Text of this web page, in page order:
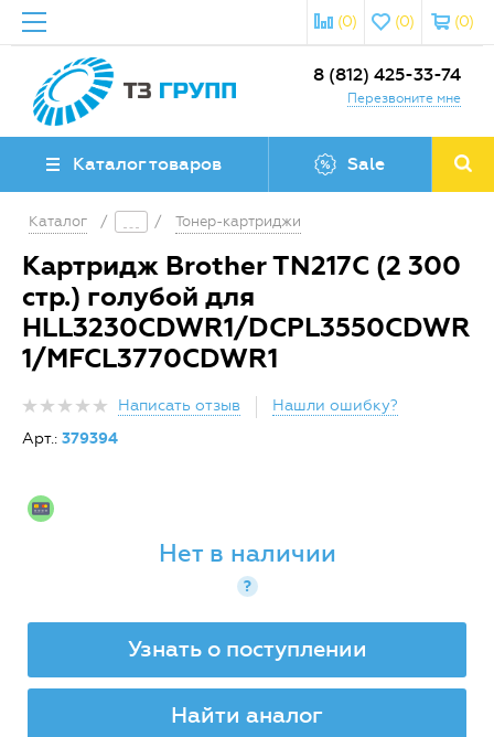
(0)
(0)
(0)
8 (812) 425-33-74
Перезвоните мне
Каталог товаров Sale
Каталог / / Тонер-картриджи
Картридж Brother TN217C (2 300
стр.) голубой для
HLL3230CDWR1/DCPL3550CDWR
1/MFCL3770CDWR1
Написать отзыв
Нашли ошибку?
Арт.: 379394
Нет в наличии
?
Узнать о поступлении
Найти аналог